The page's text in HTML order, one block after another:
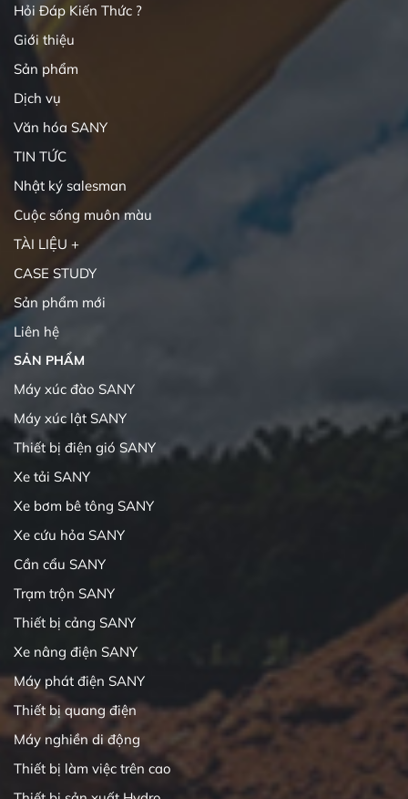
Hỏi Đáp Kiến Thức ?
Giới thiệu
Sản phẩm
Dịch vụ
Văn hóa SANY
TIN TỨC
Nhật ký salesman
Cuộc sống muôn màu
TÀI LIỆU +
CASE STUDY
Sản phẩm mới
Liên hệ
SẢN PHẨM
Máy xúc đào SANY
Máy xúc lật SANY
Thiết bị điện gió SANY
Xe tải SANY
Xe bơm bê tông SANY
Xe cứu hỏa SANY
Cần cẩu SANY
Trạm trộn SANY
Thiết bị cảng SANY
Xe nâng điện SANY
Máy phát điện SANY
Thiết bị quang điện
Máy nghiền di động
Thiết bị làm việc trên cao